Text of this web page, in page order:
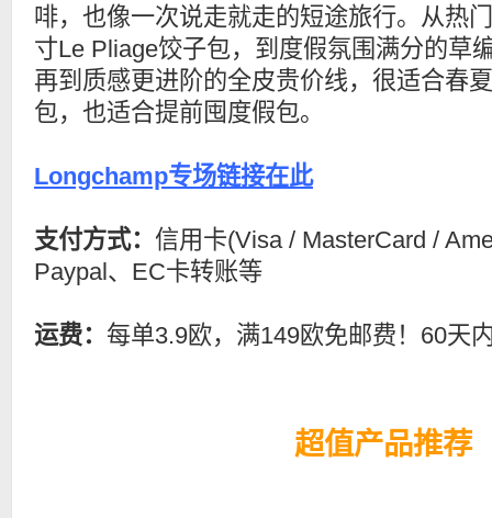
啡，也像一次说走就走的短途旅行。从热
寸Le Pliage饺子包，到度假氛围满分的草
再到质感更进阶的全皮贵价线，很适合春
包，也适合提前囤度假包。
Longchamp专场链接在此
支付方式： 信用卡(Visa / MasterCard /
Paypal、EC卡转账等
运费： 每单3.9欧，满149欧免邮费！60天
超值产品推荐